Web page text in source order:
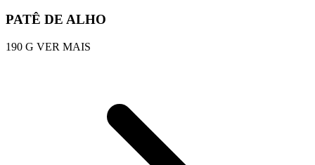
PATÊ DE ALHO
190 G VER MAIS